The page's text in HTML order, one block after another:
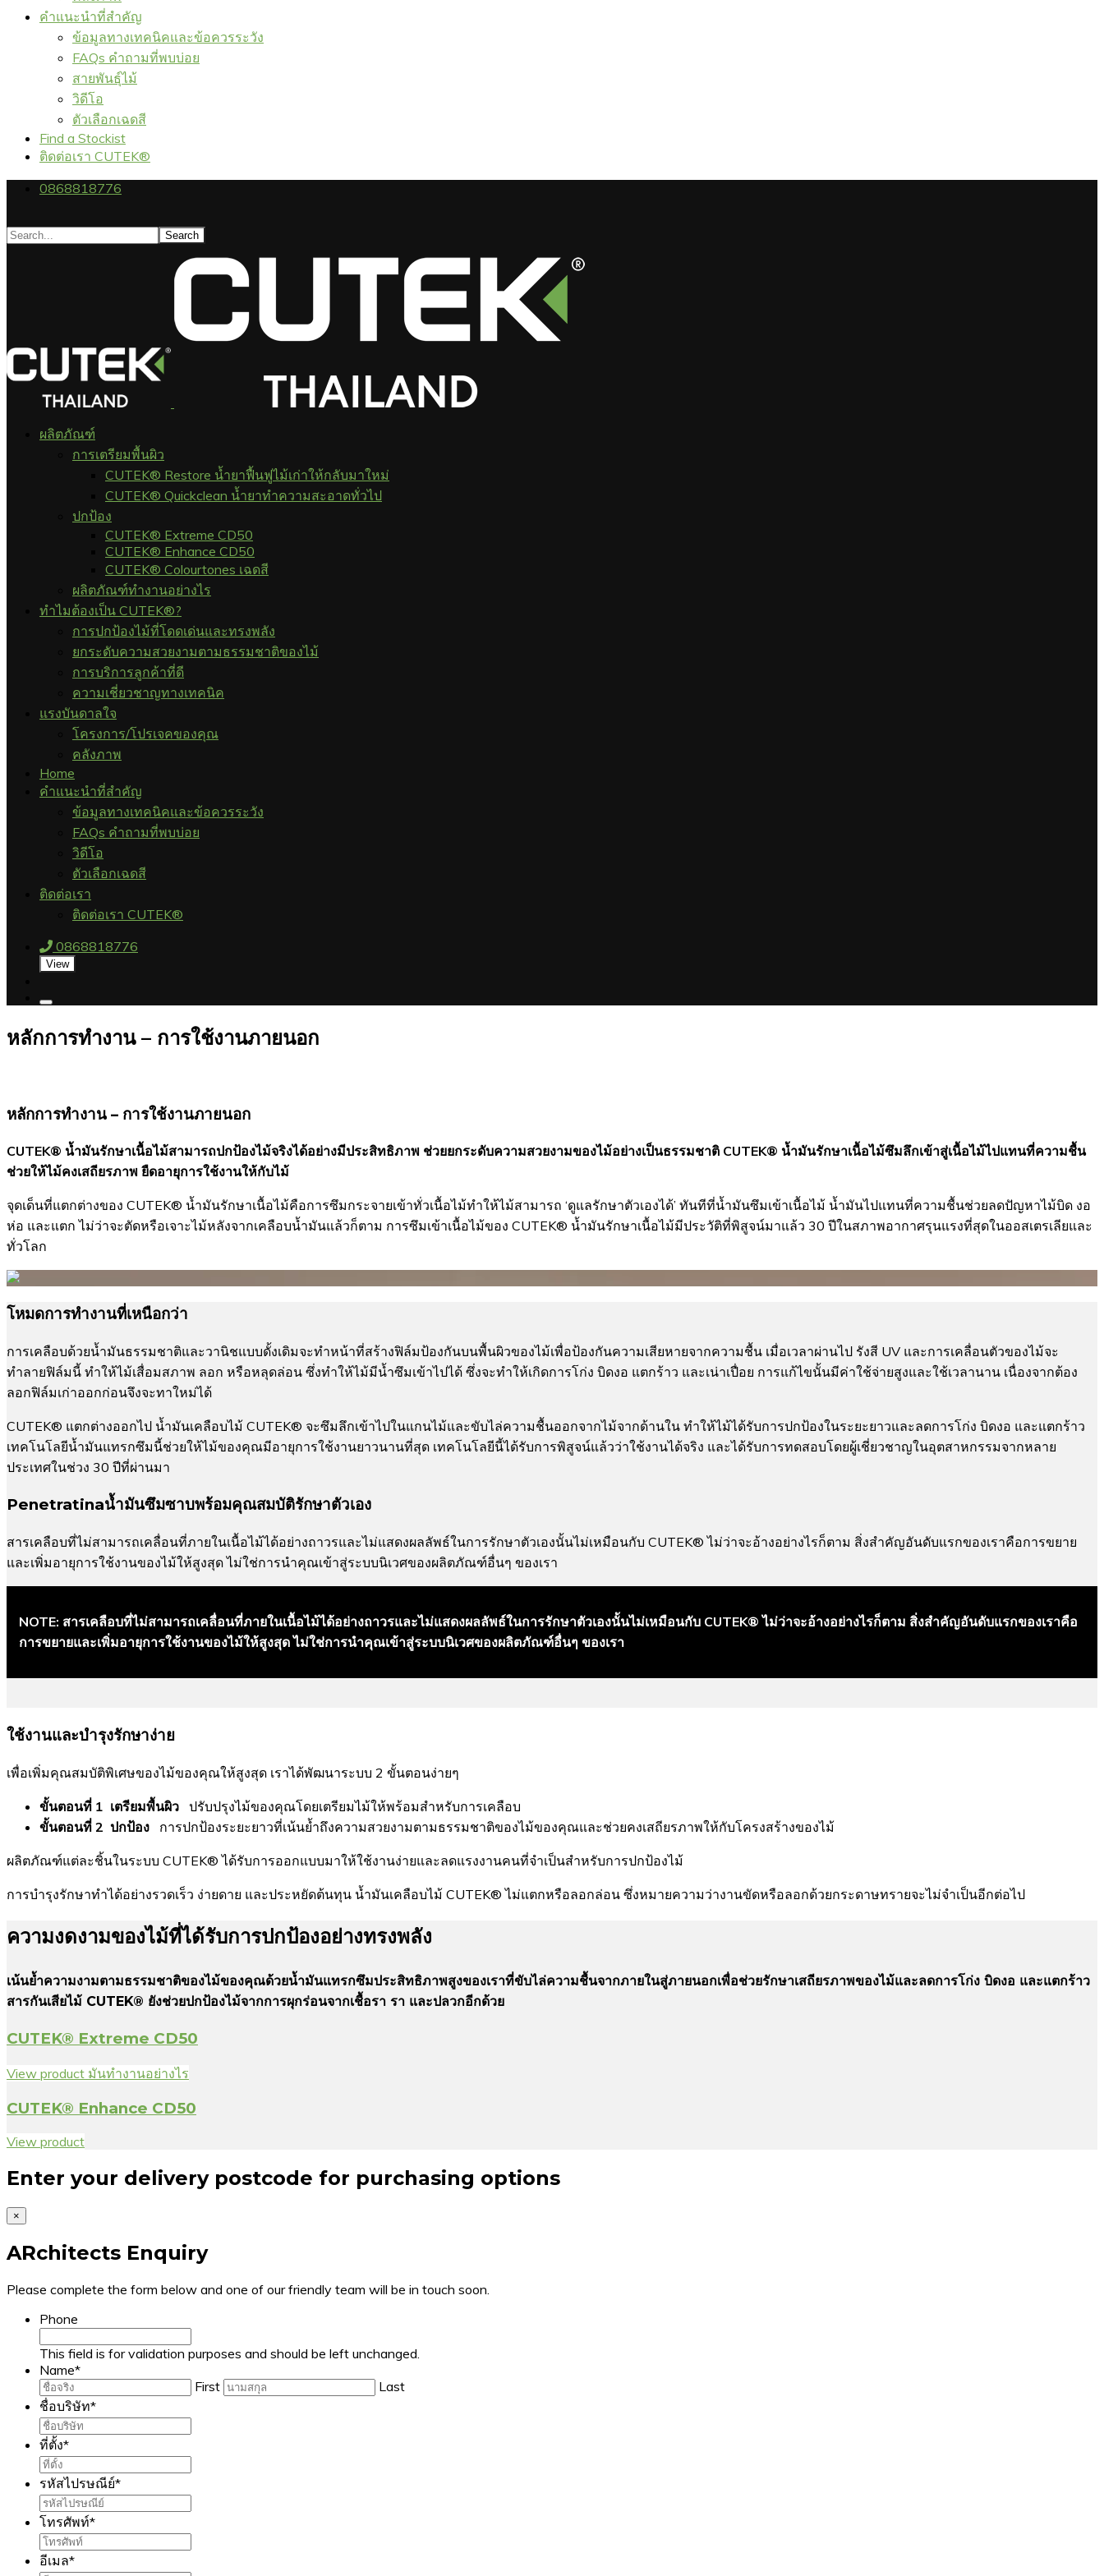
คำแนะนำที่สำคัญ
ข้อมูลทางเทคนิคและข้อควรระวัง
FAQs คำถามที่พบบ่อย
สายพันธุ์ไม้
วิดีโอ
ตัวเลือกเฉดสี
Find a Stockist
ติดต่อเรา CUTEK®
0868818776
ผลิตภัณฑ์
การเตรียมพื้นผิว
CUTEK® Restore น้ำยาฟื้นฟูไม้เก่าให้กลับมาใหม่
CUTEK® Quickclean น้ำยาทำความสะอาดทั่วไป
ปกป้อง
CUTEK® Extreme CD50
CUTEK® Enhance CD50
CUTEK® Colourtones เฉดสี
ผลิตภัณฑ์ทำงานอย่างไร
ทำไมต้องเป็น CUTEK®?
การปกป้องไม้ที่โดดเด่นและทรงพลัง
ยกระดับความสวยงามตามธรรมชาติของไม้
การบริการลูกค้าที่ดี
ความเชี่ยวชาญทางเทคนิค
แรงบันดาลใจ
โครงการ/โปรเจคของคุณ
คลังภาพ
Home
คำแนะนำที่สำคัญ
ข้อมูลทางเทคนิคและข้อควรระวัง
FAQs คำถามที่พบบ่อย
วิดีโอ
ตัวเลือกเฉดสี
ติดต่อเรา
ติดต่อเรา CUTEK®
0868818776
View
หลักการทำงาน – การใช้งานภายนอก
หลักการทำงาน – การใช้งานภายนอก
CUTEK® น้ำมันรักษาเนื้อไม้สามารถปกป้องไม้จริงได้อย่างมีประสิทธิภาพ ช่วยยกระดับความสวยงามของไม้อย่างเป็นธรรมชาติ CUTEK® น้ำมันรักษาเนื้อไม้ซึมลึกเข้าสู่เนื้อไม้ไปแทนที่ความชื้น
ช่วยให้ไม้คงเสถียรภาพ ยืดอายุการใช้งานให้กับไม้
จุดเด็นที่แตกต่างของ CUTEK® น้ำมันรักษาเนื้อไม้คือการซึมกระจายเข้าทั่วเนื้อไม้ทำให้ไม้สามารถ ‘ดูแลรักษาตัวเองได้’ ทันทีที่น้ำมันซึมเข้าเนื้อไม้ น้ำมันไปแทนที่ความชื้นช่วยลดปัญหาไม้บิด งอ
ห่อ และแตก ไม่ว่าจะตัดหรือเจาะไม้หลังจากเคลือบน้ำมันแล้วก็ตาม การซึมเข้าเนื้อไม้ของ CUTEK® น้ำมันรักษาเนื้อไม้มีประวัติที่พิสูจน์มาแล้ว 30 ปีในสภาพอากาศรุนแรงที่สุดในออสเตรเลียและ
ทั่วโลก
โหมดการทำงานที่เหนือกว่า
การเคลือบด้วยน้ำมันธรรมชาติและวานิชแบบดั้งเดิมจะทำหน้าที่สร้างฟิล์มป้องกันบนพื้นผิวของไม้เพื่อป้องกันความเสียหายจากความชื้น เมื่อเวลาผ่านไป รังสี UV และการเคลื่อนตัวของไม้จะ
ทำลายฟิล์มนี้ ทำให้ไม้เสื่อมสภาพ ลอก หรือหลุดล่อน ซึ่งทำให้ไม้มีน้ำซึมเข้าไปได้ ซึ่งจะทำให้เกิดการโก่ง บิดงอ แตกร้าว และเน่าเปื่อย การแก้ไขนั้นมีค่าใช้จ่ายสูงและใช้เวลานาน เนื่องจากต้อง
ลอกฟิล์มเก่าออกก่อนจึงจะทาใหม่ได้
CUTEK® แตกต่างออกไป น้ำมันเคลือบไม้ CUTEK® จะซึมลึกเข้าไปในแกนไม้และขับไล่ความชื้นออกจากไม้จากด้านใน ทำให้ไม้ได้รับการปกป้องในระยะยาวและลดการโก่ง บิดงอ และแตกร้าว
เทคโนโลยีน้ำมันแทรกซึมนี้ช่วยให้ไม้ของคุณมีอายุการใช้งานยาวนานที่สุด เทคโนโลยีนี้ได้รับการพิสูจน์แล้วว่าใช้งานได้จริง และได้รับการทดสอบโดยผู้เชี่ยวชาญในอุตสาหกรรมจากหลาย
ประเทศในช่วง 30 ปีที่ผ่านมา
Penetratinaน้ำมันซึมซาบพร้อมคุณสมบัติรักษาตัวเอง
สารเคลือบที่ไม่สามารถเคลื่อนที่ภายในเนื้อไม้ได้อย่างถาวรและไม่แสดงผลลัพธ์ในการรักษาตัวเองนั้นไม่เหมือนกับ CUTEK® ไม่ว่าจะอ้างอย่างไรก็ตาม สิ่งสำคัญอันดับแรกของเราคือการขยาย
และเพิ่มอายุการใช้งานของไม้ให้สูงสุด ไม่ใช่การนำคุณเข้าสู่ระบบนิเวศของผลิตภัณฑ์อื่นๆ ของเรา
NOTE: สารเคลือบที่ไม่สามารถเคลื่อนที่ภายในเนื้อไม้ได้อย่างถาวรและไม่แสดงผลลัพธ์ในการรักษาตัวเองนั้นไม่เหมือนกับ CUTEK® ไม่ว่าจะอ้างอย่างไรก็ตาม สิ่งสำคัญอันดับแรกของเราคือ
การขยายและเพิ่มอายุการใช้งานของไม้ให้สูงสุด ไม่ใช่การนำคุณเข้าสู่ระบบนิเวศของผลิตภัณฑ์อื่นๆ ของเรา
ใช้งานและบำรุงรักษาง่าย
เพื่อเพิ่มคุณสมบัติพิเศษของไม้ของคุณให้สูงสุด เราได้พัฒนาระบบ 2 ขั้นตอนง่ายๆ
ขั้นตอนที่ 1 เตรียมพื้นผิว ปรับปรุงไม้ของคุณโดยเตรียมไม้ให้พร้อมสำหรับการเคลือบ
ขั้นตอนที่ 2 ปกป้อง การปกป้องระยะยาวที่เน้นย้ำถึงความสวยงามตามธรรมชาติของไม้ของคุณและช่วยคงเสถียรภาพให้กับโครงสร้างของไม้
ผลิตภัณฑ์แต่ละชิ้นในระบบ CUTEK® ได้รับการออกแบบมาให้ใช้งานง่ายและลดแรงงานคนที่จำเป็นสำหรับการปกป้องไม้
การบำรุงรักษาทำได้อย่างรวดเร็ว ง่ายดาย และประหยัดต้นทุน น้ำมันเคลือบไม้ CUTEK® ไม่แตกหรือลอกล่อน ซึ่งหมายความว่างานขัดหรือลอกด้วยกระดาษทรายจะไม่จำเป็นอีกต่อไป
ความงดงามของไม้ที่ได้รับการปกป้องอย่างทรงพลัง
เน้นย้ำความงามตามธรรมชาติของไม้ของคุณด้วยน้ำมันแทรกซึมประสิทธิภาพสูงของเราที่ขับไล่ความชื้นจากภายในสู่ภายนอกเพื่อช่วยรักษาเสถียรภาพของไม้และลดการโก่ง บิดงอ และแตกร้าว
สารกันเสียไม้ CUTEK® ยังช่วยปกป้องไม้จากการผุกร่อนจากเชื้อรา รา และปลวกอีกด้วย
CUTEK® Extreme CD50
View product มันทำงานอย่างไร
CUTEK® Enhance CD50
View product
Enter your delivery postcode for purchasing options
×
ARchitects Enquiry
Please complete the form below and one of our friendly team will be in touch soon.
Phone
This field is for validation purposes and should be left unchanged.
Name*
First
Last
ชื่อบริษัท*
ที่ตั้ง*
รหัสไปรษณีย์*
โทรศัพท์*
อีเมล*